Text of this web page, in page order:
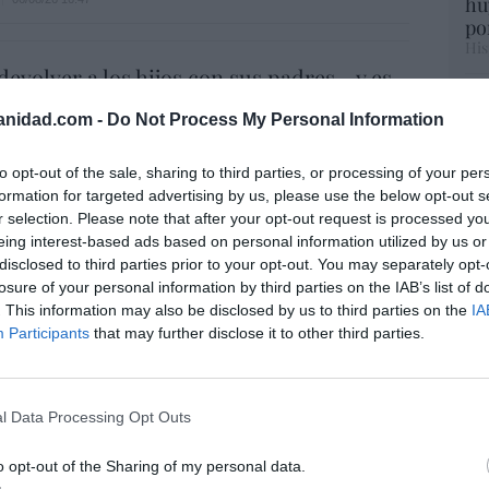
- Do Not Process My Personal Information
opt-out of the sale, sharing to third parties, or processing of your
for targeted advertising by us, please use the below opt-out
selection. Please note that after your opt-out request is processed
interest-based ads based on personal information utilized by us
to third parties prior to your opt-out. You may separately
of your personal information by third parties on the IAB’s list of
This information may also be disclosed by us to third parties on the
Participants that may further disclose it to other third parties.
Data Processing Opt Outs
opt-out of the Sharing of my personal data.
a los hijos con sus padres... y es
en bolsa, pese a que vuelve a elevar
tras un trimestre récord
06/08/26 15:12
de la china MG dispara ingresos (+59%) y
en España, pero reduce por primera